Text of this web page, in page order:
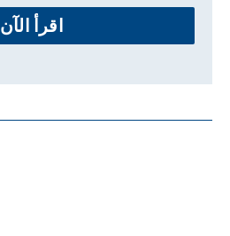
اقرأ الآن